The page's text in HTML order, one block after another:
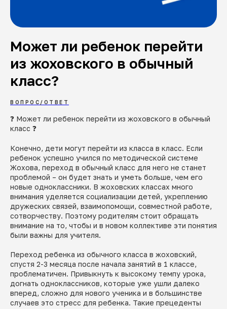
Может ли ребенок перейти
из жоховского в обычный
класс?
ВОПРОС/ОТВЕТ
❓ Может ли ребенок перейти из жоховского в обычный
класс ❓
Конечно, дети могут перейти из класса в класс. Если
ребенок успешно учился по методической системе
Жохова, переход в обычный класс для него не станет
проблемой – он будет знать и уметь больше, чем его
новые одноклассники. В жоховских классах много
внимания уделяется социализации детей, укреплению
дружеских связей, взаимопомощи, совместной работе,
сотворчеству. Поэтому родителям стоит обращать
внимание на то, чтобы и в новом коллективе эти понятия
были важны для учителя.
Переход ребенка из обычного класса в жоховский,
спустя 2-3 месяца после начала занятий в 1 классе,
проблематичен. Привыкнуть к высокому темпу урока,
догнать одноклассников, которые уже ушли далеко
вперед, сложно для нового ученика и в большинстве
случаев это стресс для ребенка. Такие прецеденты